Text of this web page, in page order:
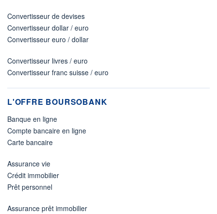
Convertisseur de devises
Convertisseur dollar / euro
Convertisseur euro / dollar
Convertisseur livres / euro
Convertisseur franc suisse / euro
L'OFFRE BOURSOBANK
Banque en ligne
Compte bancaire en ligne
Carte bancaire
Assurance vie
Crédit immobilier
Prêt personnel
Assurance prêt immobilier